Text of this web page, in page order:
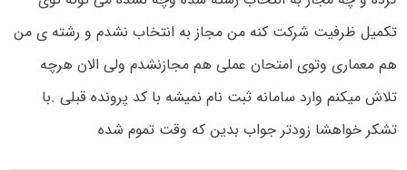
تکمیل ظرفیت شرکت کنه من مجاز به انتخاب نشدم و رشته ی من
هم معماری وتوی امتحان عملی هم مجازنشدم ولی الان هرچه
تلاش میکنم وارد سامانه ثبت نام نمیشه با کد پرونده قبلی .با
تشکر خواهشا زودتر جواب بدین که وقت تموم شده